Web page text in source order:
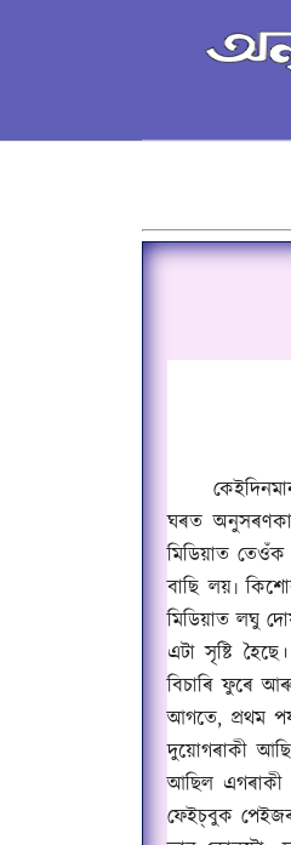
ঘৰত
মিডিয়াত
বাছি লয়৷
মিডিয়াত লঘু
এটা সৃষ্টি
বিচাৰি ফুৰে
আগতে, প্ৰথম
দুয়োগৰাকী
আছিল এগৰাকী
ফেইচ্‌বুক পেই